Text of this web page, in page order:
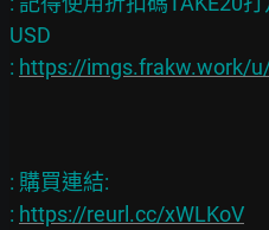
USD
: https://imgs.frakw.work/
: 購買連結:
: https://reurl.cc/xWLKoV